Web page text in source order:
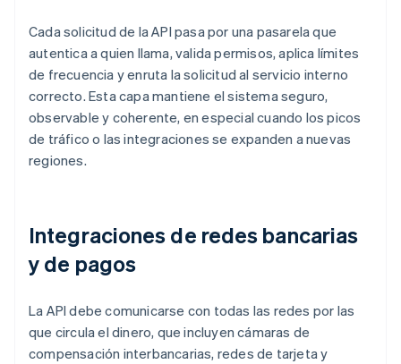
Cada solicitud de la API pasa por una pasarela que
autentica a quien llama, valida permisos, aplica límites
de frecuencia y enruta la solicitud al servicio interno
correcto. Esta capa mantiene el sistema seguro,
observable y coherente, en especial cuando los picos
de tráfico o las integraciones se expanden a nuevas
regiones.
Integraciones de redes bancarias
y de pagos
La API debe comunicarse con todas las redes por las
que circula el dinero, que incluyen cámaras de
compensación interbancarias, redes de tarjeta y